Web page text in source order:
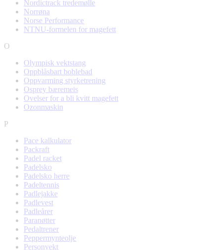
Nordictrack tredemølle
Norrøna
Norse Performance
NTNU-formelen for magefett
O
Olympisk vektstang
Oppblåsbart boblebad
Oppvarming styrketrening
Osprey bæremeis
Ovelser for a bli kvitt magefett
Ozonmaskin
P
Pace kalkulator
Packraft
Padel racket
Padelsko
Padelsko herre
Padeltennis
Padlejakke
Padlevest
Padleårer
Paranøtter
Pedaltrener
Peppermynteolje
Personvekt